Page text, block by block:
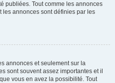
publiées. Tout comme les annonces
annonces sont définies par les
annonces et seulement sur la
sont souvent assez importantes et il
vous en avez la possibilité. Tout